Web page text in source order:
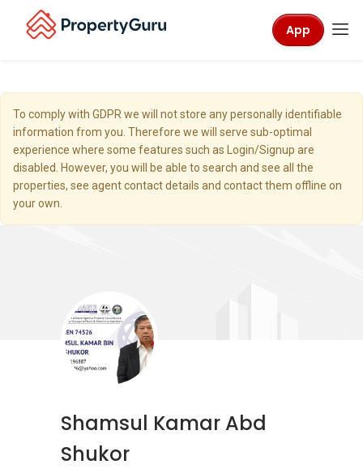
App
To comply with GDPR we will not store any personally identifiable
information from you. Therefore we will serve sub-optimal
experience where some features such as Login/Signup are
disabled. However, you will be able to search and see all the
properties, see agent contact details and contact them offline on
your own.
Shamsul Kamar Abd
Shukor
Learn more